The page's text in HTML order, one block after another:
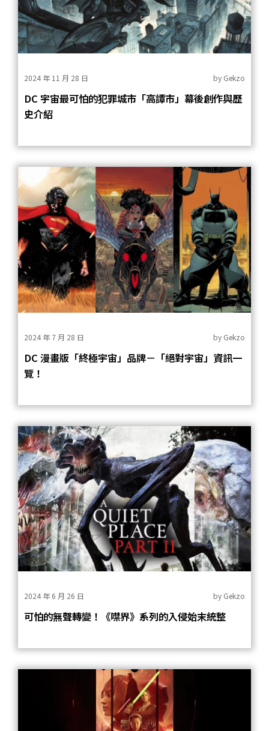
2024 年 11 月 28 日 by Gekzo
DC 宇宙最可怕的犯罪城市「高譚市」幕後創作與歷
史介紹
2024 年 7 月 28 日 by Gekzo
DC 漫畫版「終極宇宙」品牌－「絕對宇宙」資訊一
覽！
2024 年 6 月 26 日 by Gekzo
可怕的無聲轉變！《噤界》系列的入侵始末統整